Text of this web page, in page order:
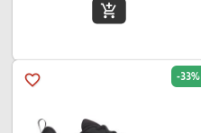
add_shopping_cart
favorite_border -33%